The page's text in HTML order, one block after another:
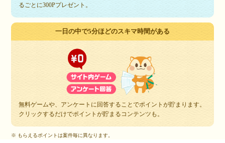
るごとに300Pプレゼント。
一日の中で5分ほどのスキマ時間がある
無料ゲームや、アンケートに回答することでポイントが貯まります。
クリックするだけでポイントが貯まるコンテンツも。
※ もらえるポイントは案件毎に異なります。